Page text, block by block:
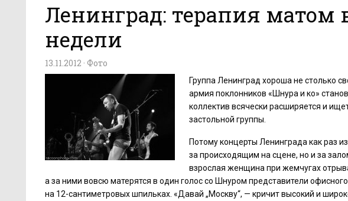
Ленинград: терапия матом
недели
13.11.2012 · Фото
Группа Ленинград хороша не столько
армия поклонников «Шнура и ко»
коллектив всячески расширяется и
застольной группы.
Потому концерты Ленинграда как раз
за происходящим на сцене, но и за
взрослая женщина при жемчугах
а за ними вовсю матерятся в один голос со Шнуром представители
на 12-сантиметровыхшпильках. «Давай „Москву“, — кричит высокий и